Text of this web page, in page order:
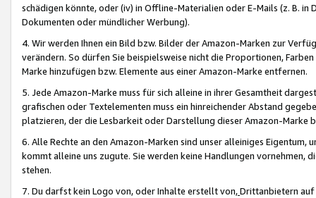
schädigen könnte, oder (iv) in Offline-Materialien oder E-Mails (z. B. in
Dokumenten oder mündlicher Werbung).
4. Wir werden Ihnen ein Bild bzw. Bilder der Amazon-Marken zur
verändern. So dürfen Sie beispielsweise nicht die Proportionen,
Marke hinzufügen bzw. Elemente aus einer Amazon-Marke entfernen.
5. Jede Amazon-Marke muss für sich alleine in ihrer Gesamtheit
grafischen oder Textelementen muss ein hinreichender Abstand
platzieren, der die Lesbarkeit oder Darstellung dieser Amazon-Marke
6. Alle Rechte an den Amazon-Marken sind unser alleiniges
kommt alleine uns zugute. Sie werden keine Handlungen vornehmen,
stehen.
7. Du darfst kein Logo von, oder Inhalte erstellt von,Drittanbietern auf